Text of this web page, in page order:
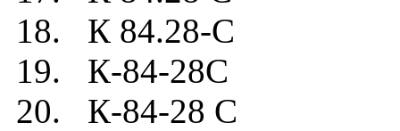
18. К 84.28-C
19. К-84-28C
20. К-84-28 C